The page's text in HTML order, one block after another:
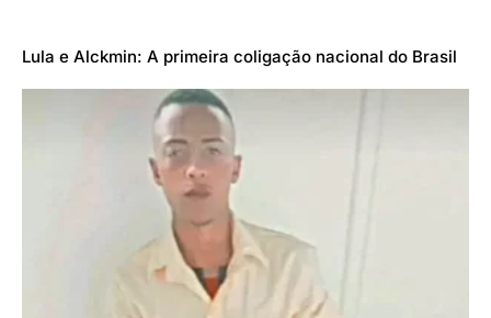
Lula e Alckmin: A primeira coligação nacional do Brasil